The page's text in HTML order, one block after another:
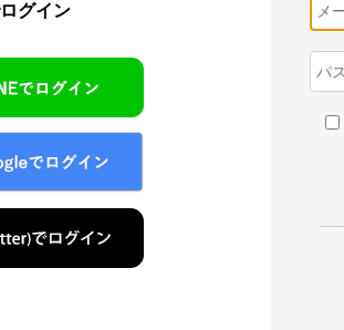
グイン